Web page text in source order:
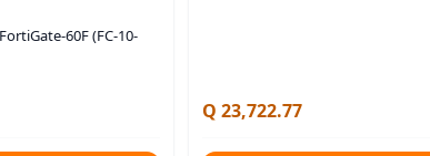
60F (FC-10-
Q 23,722.77